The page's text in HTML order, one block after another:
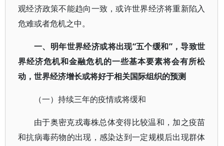
观经济政策不能趋向一致，或许世界经济将重新陷入
危难或者危机之中。
一、明年世界经济或将出现“五个缓和”，导致世
界经济危机和金融危机的一些基本要素将会有所松
动，世界经济增长或将好于相关国际组织的预测
（一）持续三年的疫情或将缓和
由于奥密克戎毒株总体变得比较温和，加之疫苗
和抗病毒药物的出现，感染达到一定规模后出现群体